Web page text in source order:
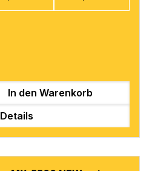
In den Warenkorb
Details